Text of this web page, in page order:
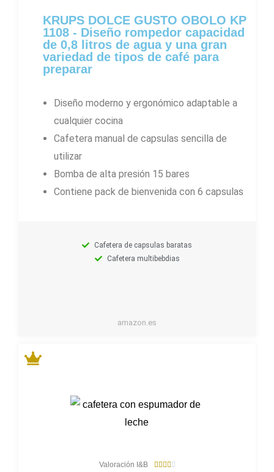
6
/
5
KRUPS DOLCE GUSTO OBOLO KP
1108 - Diseño rompedor capacidad
de 0,8 litros de agua y una gran
variedad de tipos de café para
preparar
Diseño moderno y ergonómico adaptable a
cualquier cocina
Cafetera manual de capsulas sencilla de
utilizar
Bomba de alta presión 15 bares
Contiene pack de bienvenida con 6 capsulas
Cafetera de capsulas baratas
Cafetera multibebdias
amazon.es
Valoración I&B  